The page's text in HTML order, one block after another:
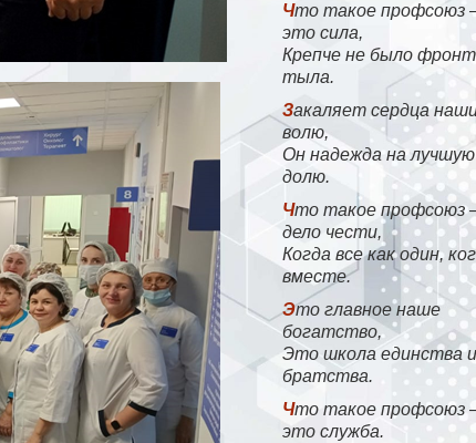
Что такое профсоюз —
это сила,
Крепче не было
тыла.
Закаляет сердца наши,
волю,
Он надежда на лучшую
долю.
Что такое профсоюз —
дело чести,
Когда все как один,
вместе.
Это главное наше
богатство,
Это школа единства и
братства.
Что такое профсоюз —
это служба.